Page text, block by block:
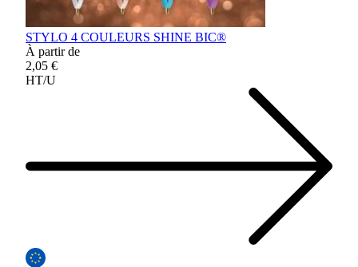
STYLO 4 COULEURS SHINE BIC®
À partir de
2,05 €
HT/U